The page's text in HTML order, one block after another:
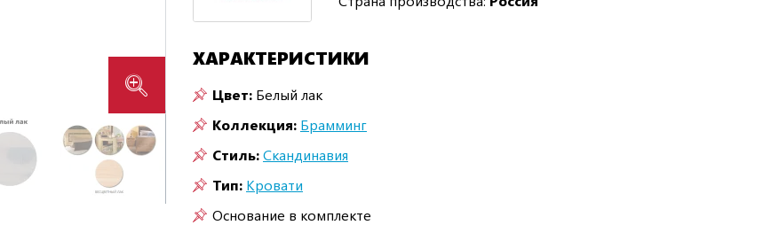
ХАРАКТЕРИСТИКИ
Цвет: Белый лак
Коллекция: Брамминг
Стиль:Скандинавия
Тип: Кровати
Основание в комплекте